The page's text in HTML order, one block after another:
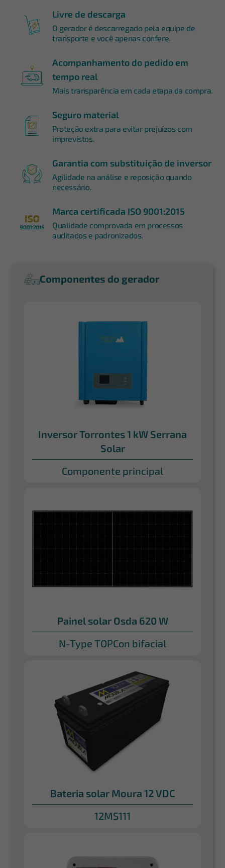
Livre de descarga
O gerador é descarregado pela equipe de
transporte e você apenas confere.
Acompanhamento do pedido em
tempo real
Mais transparência em cada etapa da compra.
Seguro material
Proteção extra para evitar prejuízos com
imprevistos.
Garantia com substituição de inversor
Agilidade na análise e reposição quando
necessário.
Marca certificada ISO 9001:2015
Qualidade comprovada em processos
auditados e padronizados.
Componentes do gerador
Inversor Torrontes 1 kW Serrana
Solar
Componente principal
Painel solar Osda 620 W
N-Type TOPCon bifacial
Bateria solar Moura 12 VDC
12MS111